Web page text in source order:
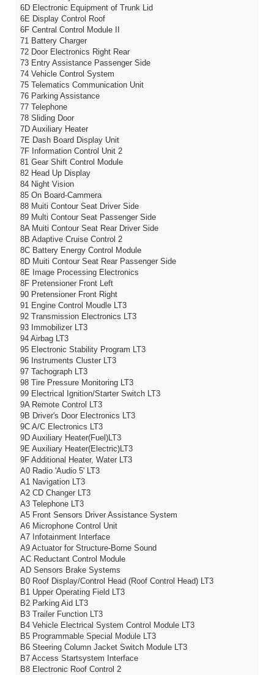
6D Electronic Equipment of Trunk Lid
6E Display Control Roof
6F Central Control Module II
71 Battery Charger
72 Door Electronics Right Rear
73 Entry Assistance Passenger Side
74 Vehicle Control System
75 Telematics Communication Unit
76 Parking Assistance
77 Telephone
78 Sliding Door
7D Auxiliary Heater
7E Dash Board Display Unit
7F Information Control Unit 2
81 Gear Shift Control Module
82 Head Up Display
84 Night Vision
85 On Board-Cammera
88 Muiti Contour Seat Driver Side
89 Multi Contour Seat Passenger Side
8A Muiti Contour Seat Rear Driver Side
8B Adaptive Cruise Control 2
8C Battery Energy Control Module
8D Muiti Contour Seat Rear Passenger Side
8E Image Processing Electronics
8F Pretensioner Front Left
90 Pretensioner Front Right
91 Engine Control Moudle LT3
92 Transmission Electronics LT3
93 Immobilizer LT3
94 Airbag LT3
95 Electronic Stability Program LT3
96 Instruments Cluster LT3
97 Tachograph LT3
98 Tire Pressure Monitoring LT3
99 Electrical Ignition/Starter Switch LT3
9A Remote Control LT3
9B Driver's Door Electronics LT3
9C A/C Electronics LT3
9D Auxiliary Heater(Fuel)LT3
9E Auxiliary Heater(Electric)LT3
9F Additional Heater, Water LT3
A0 Radio 'Audio 5' LT3
A1 Navigation LT3
A2 CD Changer LT3
A3 Telephone LT3
A5 Front Sensors Driver Assistance System
A6 Microphone Control Unit
A7 Infotainment Interface
A9 Actuator for Structure-Borne Sound
AC Reductant Control Module
AD Sensors Brake Systems
B0 Roof Display/Control Head (Roof Control Head) LT3
B1 Upper Operating Field LT3
B2 Parking Aid LT3
B3 Trailer Function LT3
B4 Vehicle Electrical System Control Module LT3
B5 Programmable Special Module LT3
B6 Steering Column Jacket Switch Module LT3
B7 Access Startsystem Interface
B8 Electronic Roof Control 2